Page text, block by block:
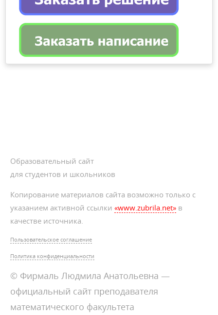
Образовательный сайт
для студентов и школьников
Копирование материалов сайта возможно только с
указанием активной ссылки«www.zubrila.net» в
качестве источника.
Пользовательское соглашение
Политика конфиденциальности
© Фирмаль Людмила Анатольевна —
официальный сайт преподавателя
математического факультета